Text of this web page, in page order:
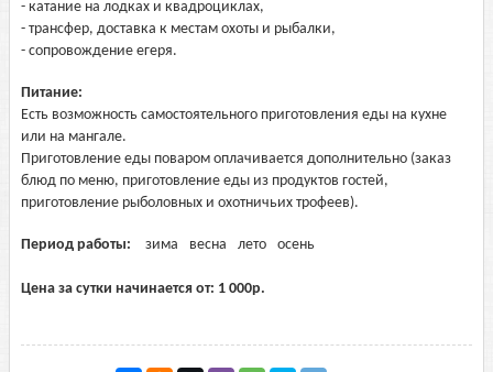
- катание на лодках и квадроциклах,
- трансфер, доставка к местам охоты и рыбалки,
- сопровождение егеря.
Питание:
Есть возможность самостоятельного приготовления еды на кухне
или на мангале.
Приготовление еды поваром оплачивается дополнительно (заказ
блюд по меню, приготовление еды из продуктов гостей,
приготовление рыболовных и охотничьих трофеев).
Период работы: зима весна лето осень
Цена за сутки начинается от: 1 000р.